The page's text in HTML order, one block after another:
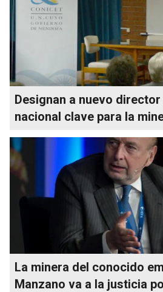
Designan a nuevo
nacional clave para la
La minera del conocido
Manzano va a la justicia